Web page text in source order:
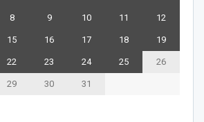
8 9 10 11 12
15 16 17 18 19
22 23 24 25 26
29 30
31